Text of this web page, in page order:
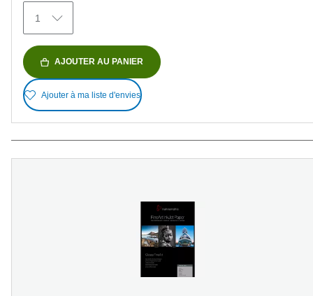
1
AJOUTER AU PANIER
Ajouter à ma liste d'envies